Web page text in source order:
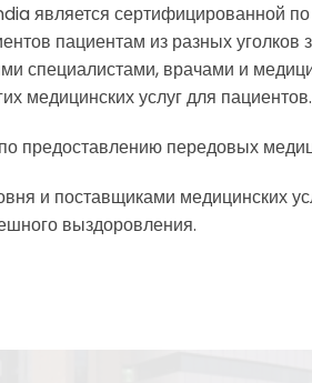
является сертифицированной
пациентам из разных
специалистами, врачами и
медицинских услуг для пациентов.
передовых
и поставщиками медицинских
выздоровления.